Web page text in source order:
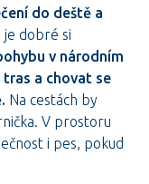
do deště a
dobré si
v národním
a chovat se
Na cestách by
V prostoru
i pes, pokud